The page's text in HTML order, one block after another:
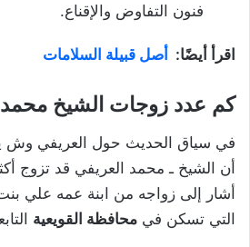
فنون التفاوض والإقناع.
اقرأ أيضًا: أصل قبيلة السلامات
كم عدد زوجات الشيخ محمد
في سياق الحديث حول العريفي وش
أن الشيخ ـ محمد العريفي قد تزوج
أشار إلى زواجه من ابنة عمه علي
التي تسكن في محافظة القويعية